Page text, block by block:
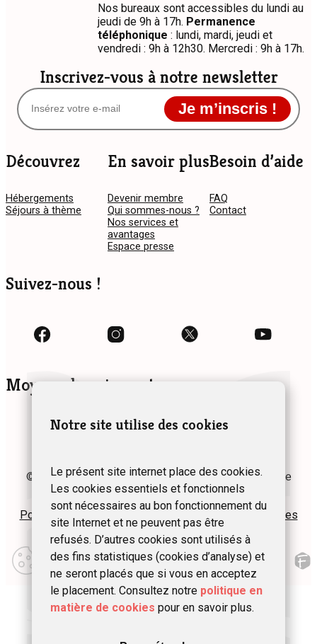
Inscrivez-vous à notre newsletter
Je m’inscris !
Nos bureaux sont accessibles du lundi au
jeudi de 9h à 17h. Permanence
téléphonique : lundi, mardi, jeudi et
vendredi : 9h à 12h30. Mercredi : 9h à 17h.
Découvrez
Hébergements
Séjours à thème
En savoir plus
Devenir membre
Qui sommes-nous ?
Nos services et
avantages
Espace presse
Besoin d’aide
FAQ
Contact
Suivez-nous !
Moyens de paiement
Modifier
mes
préférences
d\’utilisation
© 2024 Fédération des Gîtes et Chambres d’hôtes de
Wallonie asbl
Politique de confidentialité
Plan du site Mentions légales
Notre site utilise des cookies
Le présent site internet place des cookies.
Les cookies essentiels et fonctionnels
sont nécessaires au bon fonctionnement du
site Internet et ne peuvent pas être
refusés. D’autres cookies sont utilisés à
des fins statistiques (cookies d’analyse) et
ne seront placés que si vous en acceptez
le placement. Consultez notre politique en
matière de cookies pour en savoir plus.